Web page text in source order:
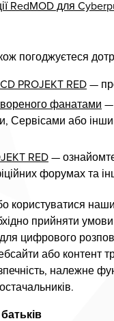
RedMOD для
погоджуєтеся
PROJEKT RED —
фанатами —
Сервісами або
RED —
форумах та
користуватися
прийняти
цифрового
або контент
належне